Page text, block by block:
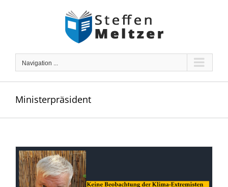
Navigation ...
Ministerpräsident